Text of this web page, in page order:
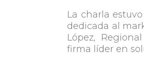
La charla
dedicada al
López,
firma líder en